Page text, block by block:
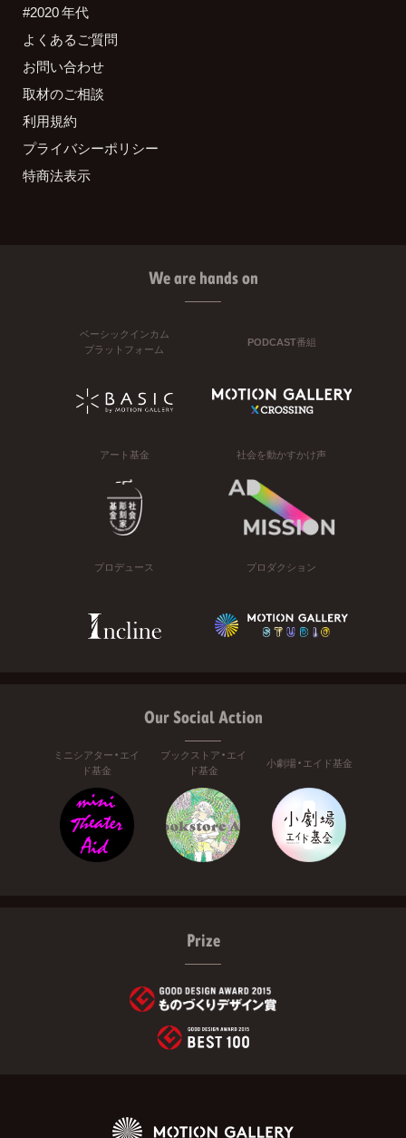
#2020 年代
よくあるご質問
お問い合わせ
取材のご相談
利用規約
プライバシーポリシー
特商法表示
We are hands on
ベーシックインカム
プラットフォーム
PODCAST番組
アート基金 社会を動かすかけ声
プロデュース プロダクション
Our Social Action
ミニシアター・エイ
ド基金
ブックストア・エイ
ド基金
小劇場・エイド基金
Prize